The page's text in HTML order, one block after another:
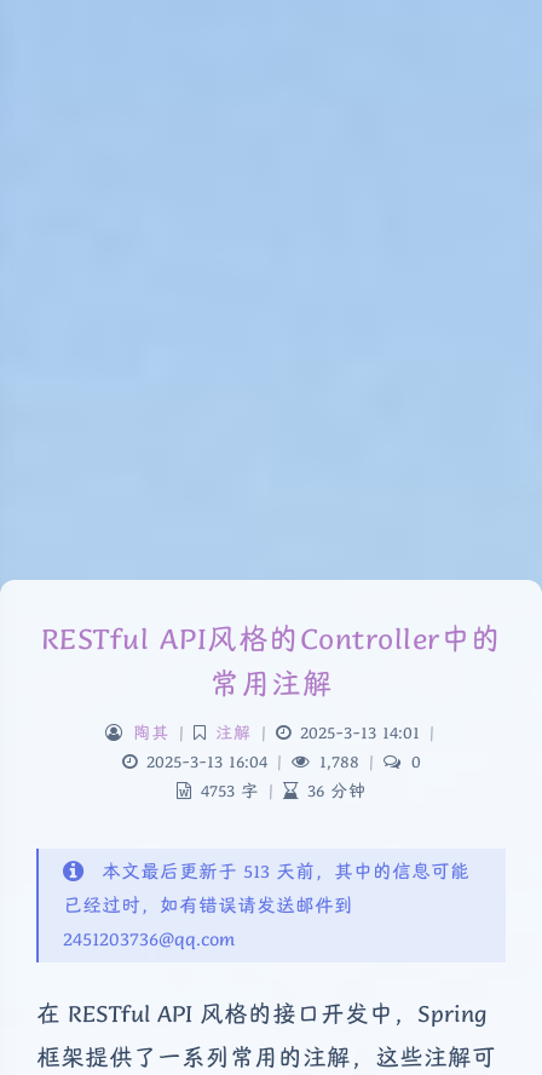
RESTful API风格的Controller中的
常用注解
陶其 | 注解 | 2025-3-13 14:01 |
2025-3-13 16:04 | 1,788 |
0
4753 字 | 36 分钟
本文最后更新于 513 天前，其中的信息可能
已经过时，如有错误请发送邮件到
2451203736@qq.com
在 RESTful API 风格的接口开发中，Spring
框架提供了一系列常用的注解，这些注解可